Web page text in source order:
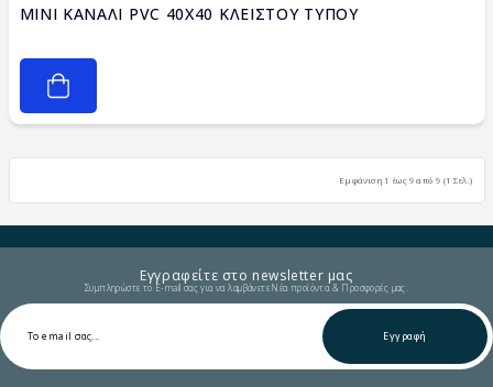
MINI ΚΑΝΑΛΙ PVC 40X40 ΚΛΕΙΣΤΟΥ ΤΥΠΟΥ
Εμφάνιση 1 έως 9 από 9 (1 Σελ.)
Εγγραφείτε στο newsletter μας
Συμπληρώστε το E-mail σας για να λαμβάνετε Νέα προϊόντα & Προσφορές μας.
Εγγραφή